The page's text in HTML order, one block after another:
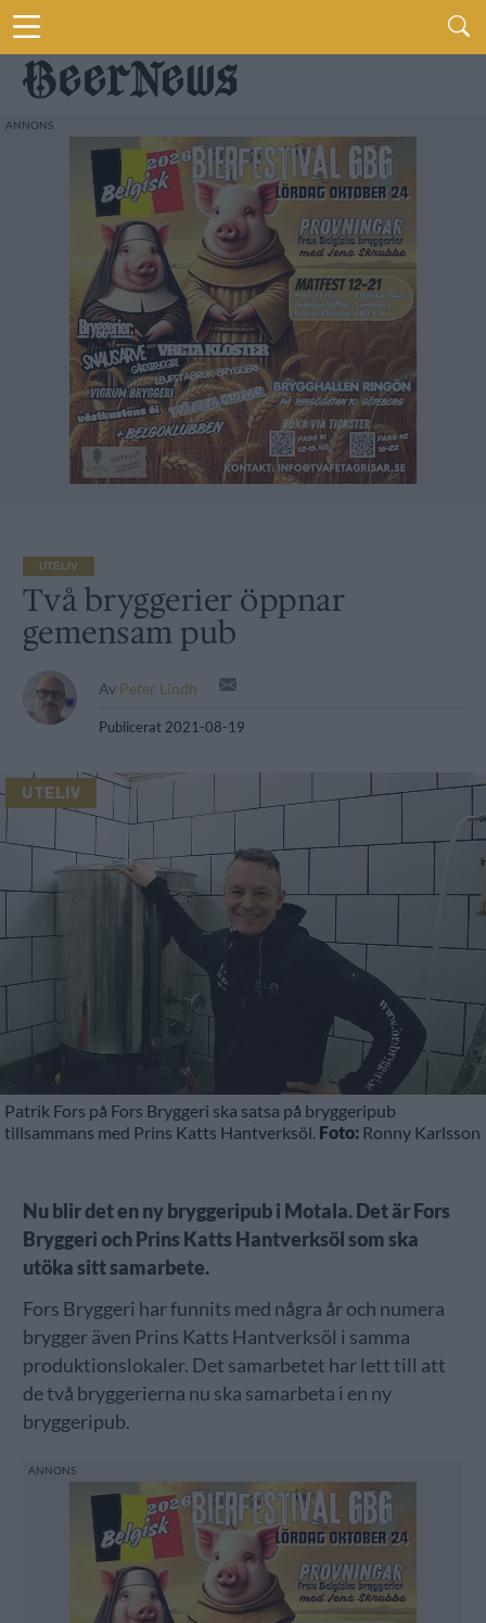
UTELIV
Två bryggerier öppnar
gemensam pub
Av Peter Lindh
Publicerat 2021-08-19
UTELIV
Patrik Fors på Fors Bryggeri ska satsa på bryggeripub
tillsammans med Prins Katts Hantverksöl. Foto: Ronny Karlsson
Nu blir det en ny bryggeripub i Motala. Det är Fors
Bryggeri och Prins Katts Hantverksöl som ska
utöka sitt samarbete.
Fors Bryggeri har funnits med några år och numera
brygger även Prins Katts Hantverksöl i samma
produktionslokaler. Det samarbetet har lett till att
de två bryggerierna nu ska samarbeta i en ny
bryggeripub.